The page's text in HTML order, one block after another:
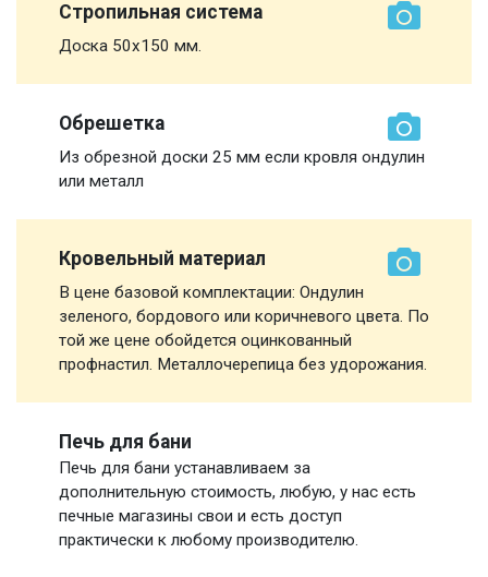
Стропильная система
Доска 50х150 мм.
Обрешетка
Из обрезной доски 25 мм если кровля ондулин
или металл
Кровельный материал
В цене базовой комплектации: Ондулин
зеленого, бордового или коричневого цвета. По
той же цене обойдется оцинкованный
профнастил. Металлочерепица без удорожания.
Печь для бани
Печь для бани устанавливаем за
дополнительную стоимость, любую, у нас есть
печные магазины свои и есть доступ
практически к любому производителю.